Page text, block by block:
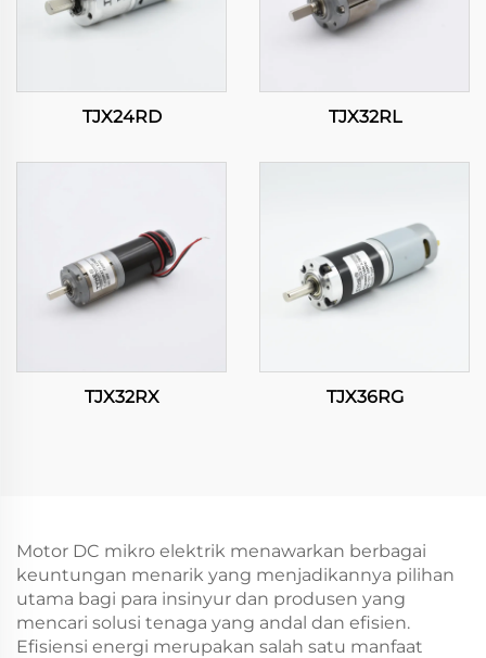
TJX24RD TJX32RL
TJX32RX TJX36RG
Motor DC mikro elektrik menawarkan berbagai
keuntungan menarik yang menjadikannya pilihan
utama bagi para insinyur dan produsen yang
mencari solusi tenaga yang andal dan efisien.
Efisiensi energi merupakan salah satu manfaat